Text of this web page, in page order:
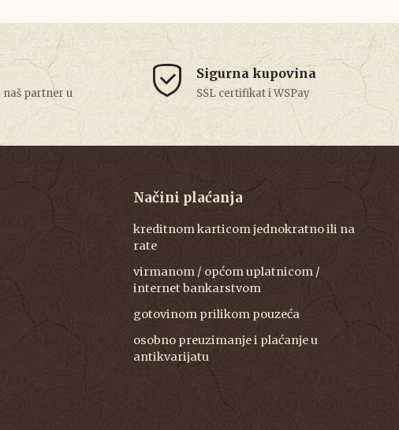
naš partner u
Sigurna kupovina
SSL certifikat i WSPay
Načini plaćanja
kreditnom karticom jednokratno ili na
rate
virmanom / općom uplatnicom /
internet bankarstvom
gotovinom prilikom pouzeća
osobno preuzimanje i plaćanje u
antikvarijatu